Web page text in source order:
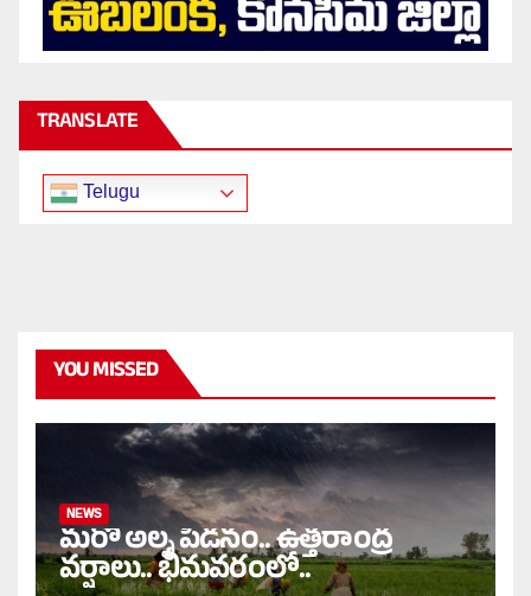
TRANSLATE
Telugu
YOU MISSED
NEWS
మరో అల్ప పీడనం.. ఉత్తరాంద్ర
వర్షాలు.. భీమవరంలో..